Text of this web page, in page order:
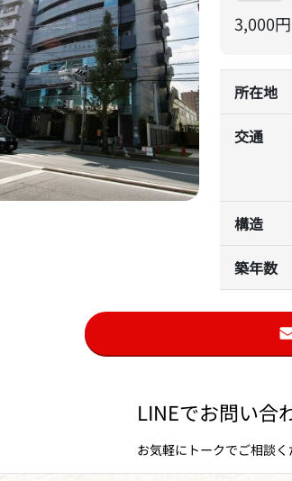
3,000円
所在地
交通
構造
築年数
LINEでお問い合
お気軽にトークでご相談く